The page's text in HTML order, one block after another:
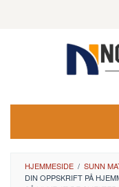
HJEMMESIDE / SUNN
DIN OPPSKRIFT PÅ